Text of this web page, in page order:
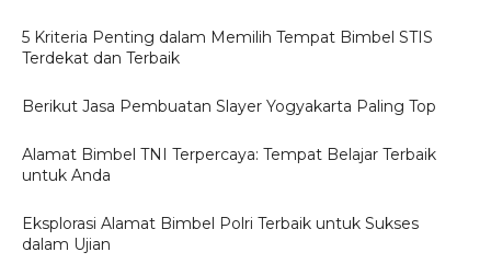
5 Kriteria Penting dalam Memilih Tempat Bimbel STIS
Terdekat dan Terbaik
Berikut Jasa Pembuatan Slayer Yogyakarta Paling Top
Alamat Bimbel TNI Terpercaya: Tempat Belajar Terbaik
untuk Anda
Eksplorasi Alamat Bimbel Polri Terbaik untuk Sukses
dalam Ujian